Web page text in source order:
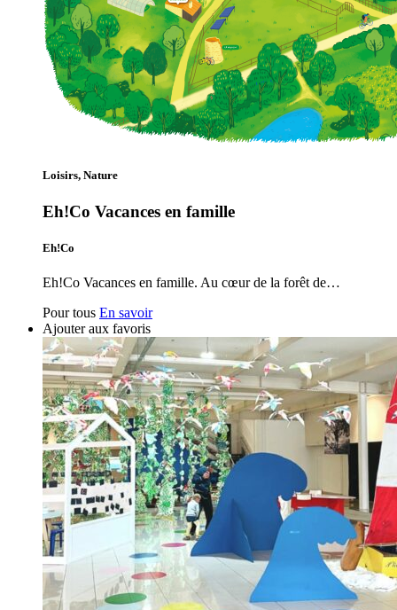
Loisirs, Nature
Eh!Co Vacances en famille
Eh!Co
Eh!Co Vacances en famille. Au cœur de la forêt de…
Pour tous En savoir
Ajouter aux favoris